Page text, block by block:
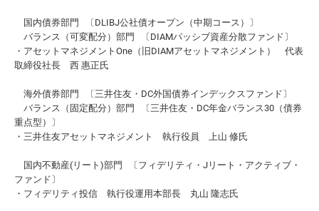
国内債券部門 〔DLIBJ公社債オープン（中期コース）〕
バランス（可変配分）部門 〔DIAMパッシブ資産分散ファンド〕
・アセットマネジメントOne（旧DIAMアセットマネジメント） 代表
取締役社長 西 惠正氏
海外債券部門 〔三井住友・DC外国債券インデックスファンド〕
バランス（固定配分）部門 〔三井住友・DC年金バランス30（債券
重点型）〕
・三井住友アセットマネジメント 執行役員 上山 修氏
国内不動産(リート)部門 〔フィデリティ・Jリート・アクティブ・
ファンド〕
・フィデリティ投信 執行役運用本部長 丸山 隆志氏